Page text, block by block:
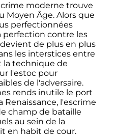
moderne trouve
Moyen Âge. Alors que
perfectionnées
perfection contre les
de plus en plus
les interstices entre
la technique de
l'estoc pour
de l'adversaire.
rends inutile le port
Renaissance, l'escrime
champ de bataille
au sein de la
en habit de cour.